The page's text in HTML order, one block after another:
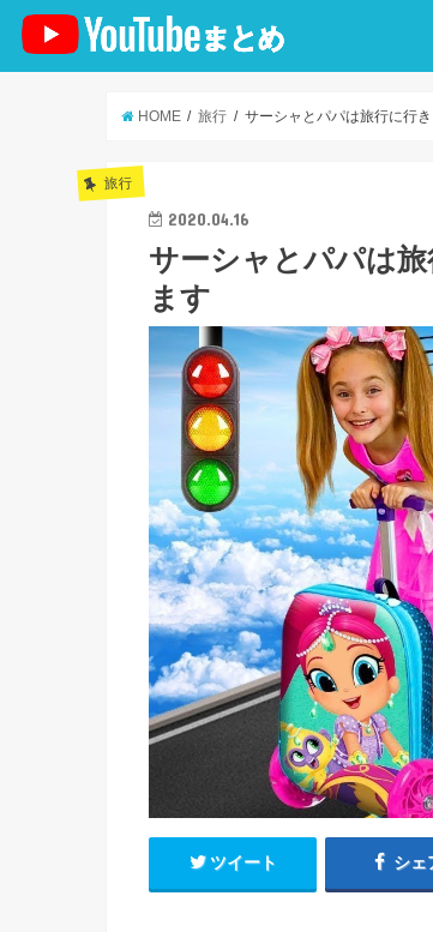
HOME 旅行 サーシャとパパは旅行に行
旅行
2020.04.16
サーシャとパパは
ます
ツイート シェ